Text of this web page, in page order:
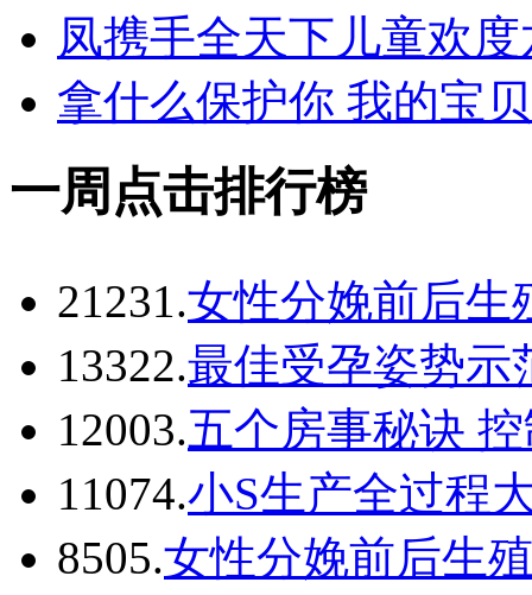
凤携手全天下儿童欢
拿什么保护你 我的宝
一周点击排行榜
21231.女性分娩前后生
13322.最佳受孕姿势示
12003.五个房事秘诀
11074.小S生产全过程
8505.女性分娩前后生